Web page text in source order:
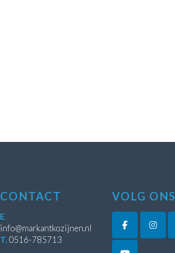
CONTACT
E.
info@markantkozijnen.nl
T. 0516-785713
VOLG ONS